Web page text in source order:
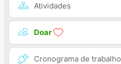
Atividades
Doar
Cronograma de trabalho